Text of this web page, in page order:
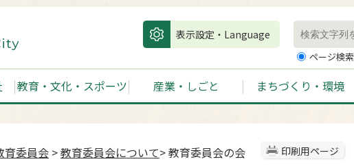
表示設定・Language
ページ検索
教育・文化・スポーツ 産業・しごと まちづくり・環境
印刷用ページ
育委員会 >教育委員会について> 教育委員会の会